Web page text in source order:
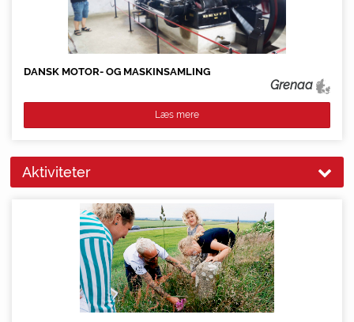
DANSK MOTOR- OG MASKINSAMLING
Grenaa
Læs mere
Aktiviteter